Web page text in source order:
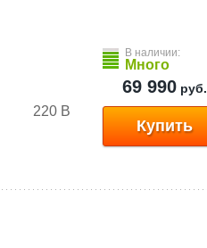
220 В
В наличии:
Много
69 990 руб.
Купить